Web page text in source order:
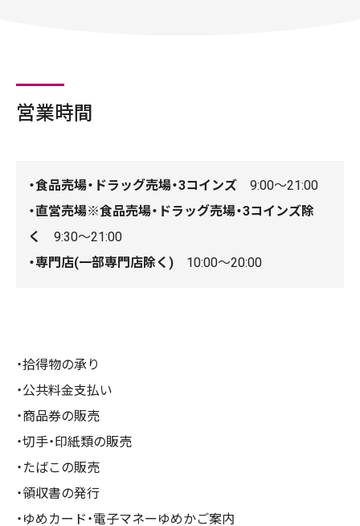
営業時間
・食品売場・ドラッグ売場・3コインズ 9:00～21:00
・直営売場※食品売場・ドラッグ売場・3コインズ除
く
9:30～21:00
・専門店(一部専門店除く) 10:00～20:00
拾得物の承り
公共料金支払い
商品券の販売
切手・印紙類の販売
たばこの販売
領収書の発行
ゆめカード・電子マネーゆめかご案内